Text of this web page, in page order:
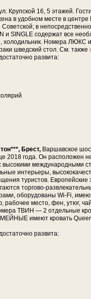
Крупской 16, 5 этажей.
в удобном месте в
в
и SINGLE содержат все
холодильник. Номера ЛЮКС
шведский стол. См. также
развита:
Брест, Варшавское
2018 года. Он
высокими международными
интерьеры,
туристов.
торгово-
оборудованы Wi-Fi,
рабочее место, фен, утюг,
ТВИН — 2 отдельные
имеют кровать
развита: